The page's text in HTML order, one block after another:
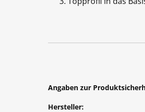
Angaben zur
Hersteller: